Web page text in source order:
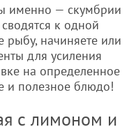
именно — скумбрии
к одной
рыбу, начиняете или
для усиления
на определенное
и полезное блюдо!
с лимоном и